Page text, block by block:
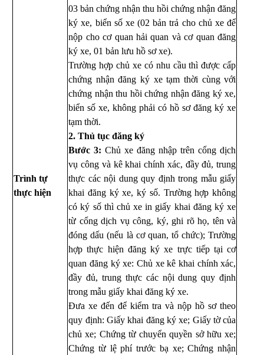
Trình tự
thực hiện
03 bản chứng nhận thu hồi chứng nhận đăng
ký xe, biển số xe (02 bản trả cho chủ xe để
nộp cho cơ quan hải quan và cơ quan đăng
ký xe, 01 bản lưu hồ sơ xe).
Trường hợp chủ xe có nhu cầu thì được cấp
chứng nhận đăng ký xe tạm thời cùng với
chứng nhận thu hồi chứng nhận đăng ký xe,
biển số xe, không phải có hồ sơ đăng ký xe
tạm thời.
2. Thủ tục đăng ký
Bước 3: Chủ xe đăng nhập trên cổng dịch
vụ công và kê khai chính xác, đầy đủ, trung
thực các nội dung quy định trong mẫu giấy
khai đăng ký xe, ký số. Trường hợp không
có ký số thì chủ xe in giấy khai đăng ký xe
từ cổng dịch vụ công, ký, ghi rõ họ, tên và
đóng dấu (nếu là cơ quan, tổ chức); Trường
hợp thực hiện đăng ký xe trực tiếp tại cơ
quan đăng ký xe: Chủ xe kê khai chính xác,
đầy đủ, trung thực các nội dung quy định
trong mẫu giấy khai đăng ký xe.
Đưa xe đến để kiểm tra và nộp hồ sơ theo
quy định: Giấy khai đăng ký xe; Giấy tờ của
chủ xe; Chứng từ chuyển quyền sở hữu xe;
Chứng từ lệ phí trước bạ xe; Chứng nhận